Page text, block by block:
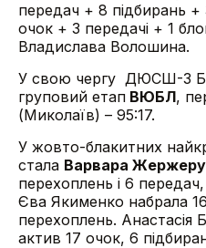
передач + 8 підбирань +
очок + 3 передачі + 1
Владислава Волошина.
У свою чергу ДЮСШ-3
груповий етап ВЮБЛ,
(Миколаїв) – 95:17.
У жовто-блакитних
стала Варвара
перехоплень і 6
Єва Якименко набрала
перехоплень. Анастасія
актив 17 очок, 6